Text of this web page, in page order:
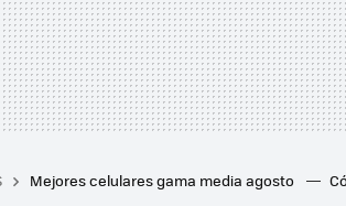
Mejores celulares gama media agosto